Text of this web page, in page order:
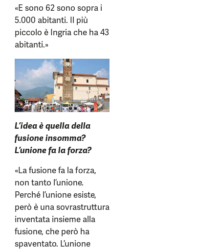
«E sono 62 sono sopra i
5.000 abitanti. Il più
piccolo è Ingria che ha 43
abitanti.»
L’idea è quella della
fusione insomma?
L’unione fa la forza?
«La fusione fa la forza,
non tanto l’unione.
Perché l’unione esiste,
però è una sovrastruttura
inventata insieme alla
fusione, che però ha
spaventato. L’unione